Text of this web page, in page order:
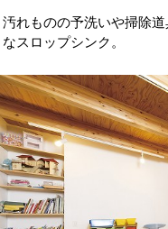
汚れものの予洗いや掃除
なスロップシンク。